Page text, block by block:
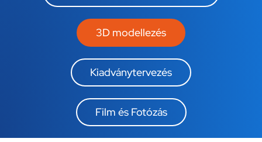
3D modellezés
Kiadványtervezés
Film és Fotózás